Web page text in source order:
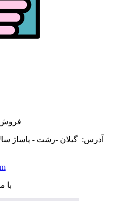
فروش
آدرس: گیلان -رشت - پاساژ
با